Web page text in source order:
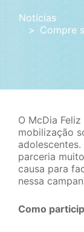
Notícias
Compre
O McDia
mobilização
parceria
causa para
nessa
Como